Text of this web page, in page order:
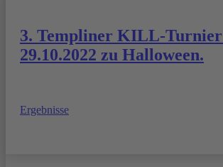
3. Templiner KILL-
29.10.2022 zu Halloween.
Ergebnisse